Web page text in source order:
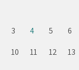
3
4 5 6
10
11 12 13